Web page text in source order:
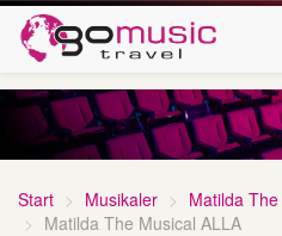
Start Musikaler
Matilda
Matilda The Musical ALLA